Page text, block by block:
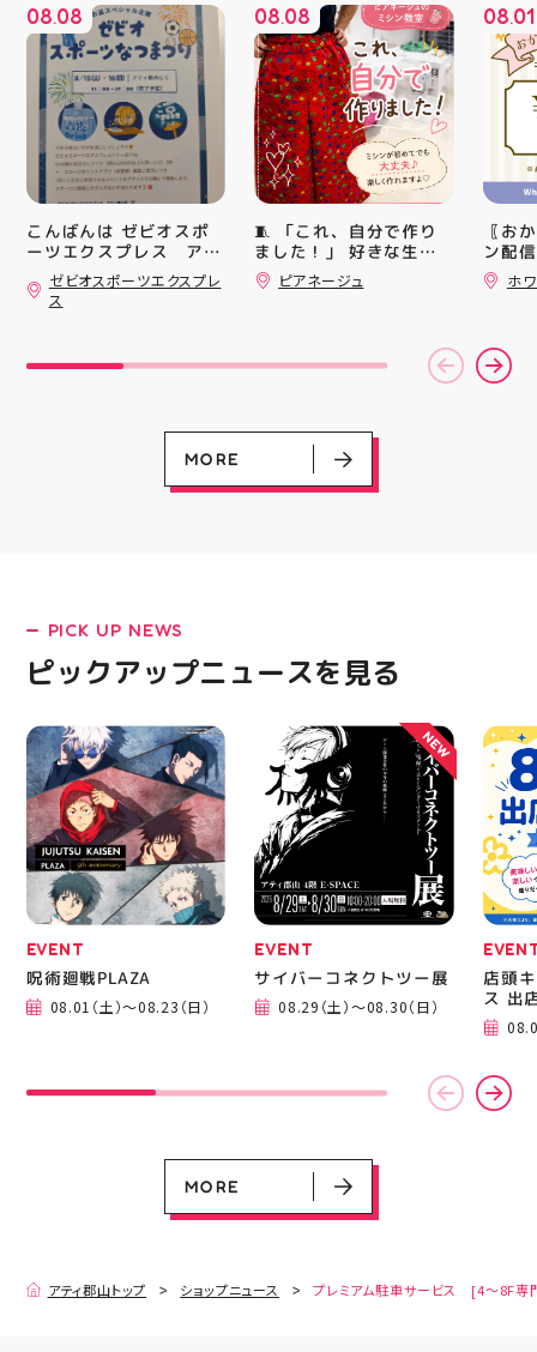
LATEST!
ピックアップニュース
MORE
お楽しみにーっ️‍️‍️‍ 郡山駅
前 アティ郡山4F “ガレ
ージファクトリー”へ遊
びに来てね️‍️‍️‍ #福島 #郡山
#郡山駅前 #雑貨屋 #ス
クイーズ
08.08
こんばんは ゼビオスポ
ーツエクスプレス アテ
ィ郡山です ・ 本日は
「ゼビオスポーツなつま
つり」開催のお知らせで
ィ館内にて ☆11:00〜
入り口横にて冷たいゼリ
ーや瓶ジュース、熱中症
た、5F店舗の当日のレシ
スポーツに関連したグッ
ズなどが当たりますので
ぜひご参加ください️ ・
ます️ スポーツナビゲー
ター一同当お待ちしてお
ります✧⁠◝⁠(⁠⁰⁠▿⁠⁰⁠)⁠◜⁠✧ #ゼビ
オ #アティ郡山
ゼビオスポーツエクスプレ
ス
08.08
🧵 「これ、自分で作り
ました！」 好きな生地
を選んで、ミシンで少し
ずつ形にしていく時間
ミシン教室では、 「ミ
シンを使ってみたいけ
ど、作り方が分からな
い」 そんな初心者さん
も大歓迎です お洋服・
バッグ・小物など、 あ
という方もお気軽に 作
りたいものについてもご
ジュ 気になる方はDMま
たは店頭でお気軽にお問
い合わせください 写真
を横にスワイプして、完
成までの様子も見てね #
ピアネージュ #ミシン教
室 #ソーイング教室 #ミ
シン初心者 #ハンドメイ
ド 手作り 洋裁 ソーイン
グ 郡山市 郡山 福島県
手作りのある暮らし
ピアネージュ
が と
にゅ
みつ
い…
に入
らの
中華
中華
レン
シル
08.01
〖お
ン配
ッパ
￥
ース
験後
ホ
MORE
PICK UP NEWS
ピックアップニュースを見る
EVENT
呪術廻戦PLAZA
08.01（土）～08.23（日）
EVENT
サイバーコネクトツー展
08.29（土）～08.30（日）
NEW
店頭
ス 出
MORE
アティ郡山トップ ショップニュース プレミアム駐車サービス [4～8F専